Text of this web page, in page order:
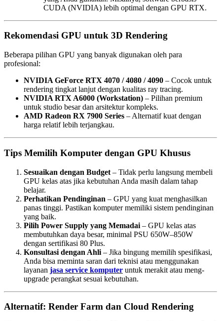
CUDA (NVIDIA) lebih optimal dengan GPU RTX.
Rekomendasi GPU untuk 3D Rendering
Beberapa pilihan GPU yang banyak digunakan oleh para
profesional:
NVIDIA GeForce RTX 4070 / 4080 / 4090 – Cocok untuk
rendering tingkat lanjut dengan kualitas ray tracing.
NVIDIA RTX A6000 (Workstation) – Pilihan premium
untuk studio besar dan arsitektur kompleks.
AMD Radeon RX 7900 Series – Alternatif kuat dengan
harga relatif lebih terjangkau.
Tips Memilih Komputer dengan GPU Khusus
Sesuaikan dengan Budget – Tidak perlu langsung membeli
GPU kelas atas jika kebutuhan Anda masih dalam tahap
belajar.
Perhatikan Pendinginan – GPU yang kuat menghasilkan
panas tinggi. Pastikan komputer memiliki sistem pendinginan
yang baik.
Pilih Power Supply yang Memadai – GPU kelas atas
membutuhkan daya besar, minimal PSU 650W–850W
dengan sertifikasi 80 Plus.
Konsultasi dengan Ahli – Jika bingung memilih spesifikasi,
Anda bisa meminta saran dari teknisi atau menggunakan
layanan jasa service komputer untuk merakit atau meng-
upgrade perangkat sesuai kebutuhan.
Alternatif: Render Farm dan Cloud Rendering